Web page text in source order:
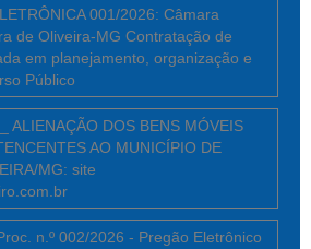
001/2026: Câmara
de Oliveira-MG Contratação de
em planejamento, organização e
Público
ALIENAÇÃO DOS BENS MÓVEIS
AO MUNICÍPIO DE
MG: site
n.º 002/2026 - Pregão Eletrônico